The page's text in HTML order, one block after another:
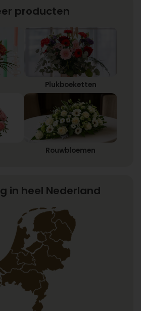
producten
Plukboeketten
Rouwbloemen
in heel Nederland